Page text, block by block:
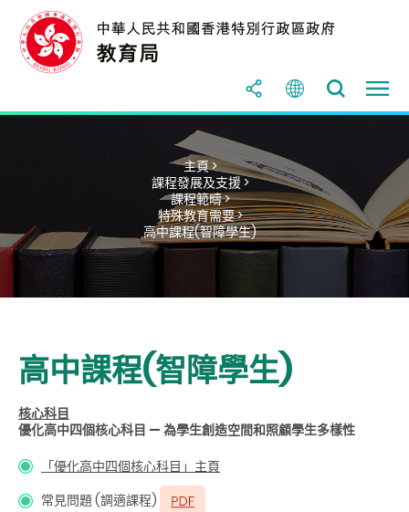
主頁 >
課程發展及支援 >
課程範疇 >
特殊教育需要 >
高中課程(智障學生)
高中課程(智障學生)
核心科目
優化高中四個核心科目 — 為學生創造空間和照顧學生多樣性
「優化高中四個核心科目」主頁
常見問題 (調適課程)